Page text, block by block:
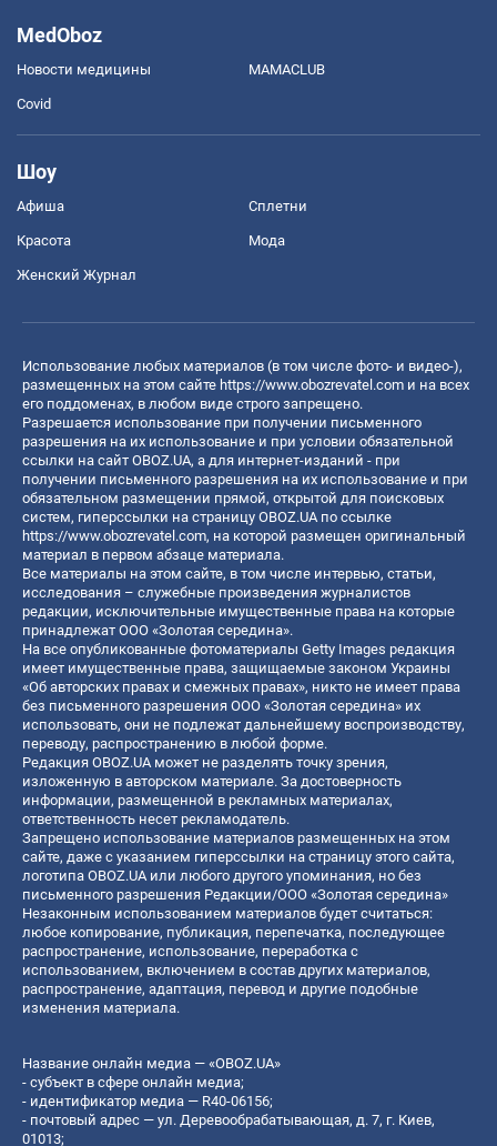
MedOboz
Новости медицины MAMACLUB
Covid
Шоу
Афиша Сплетни
Красота Мода
Женский Журнал
Использование любых материалов (в том числе фото- и видео-),
размещенных на этом сайте https://www.obozrevatel.com и на всех
его поддоменах, в любом виде строго запрещено.
Разрешается использование при получении письменного
разрешения на их использование и при условии обязательной
ссылки на сайт OBOZ.UA, а для интернет-изданий - при
получении письменного разрешения на их использование и при
обязательном размещении прямой, открытой для поисковых
систем, гиперссылки на страницу OBOZ.UA по ссылке
https://www.obozrevatel.com, на которой размещен оригинальный
материал в первом абзаце материала.
Все материалы на этом сайте, в том числе интервью, статьи,
исследования – служебные произведения журналистов
редакции, исключительные имущественные права на которые
принадлежат ООО «Золотая середина».
На все опубликованные фотоматериалы Getty Images редакция
имеет имущественные права, защищаемые законом Украины
«Об авторских правах и смежных правах», никто не имеет права
без письменного разрешения ООО «Золотая середина» их
использовать, они не подлежат дальнейшему воспроизводству,
переводу, распространению в любой форме.
Редакция OBOZ.UA может не разделять точку зрения,
изложенную в авторском материале. За достоверность
информации, размещенной в рекламных материалах,
ответственность несет рекламодатель.
Запрещено использование материалов размещенных на этом
сайте, даже с указанием гиперссылки на страницу этого сайта,
логотипа OBOZ.UA или любого другого упоминания, но без
письменного разрешения Редакции/ООО «Золотая середина»
Незаконным использованием материалов будет считаться:
любое копирование, публикация, перепечатка, последующее
распространение, использование, переработка с
использованием, включением в состав других материалов,
распространение, адаптация, перевод и другие подобные
изменения материала.
Название онлайн медиа — «OBOZ.UA»
- субъект в сфере онлайн медиа;
- идентификатор медиа — R40-06156;
- почтовый адрес — ул. Деревообрабатывающая, д. 7, г. Киев,
01013;